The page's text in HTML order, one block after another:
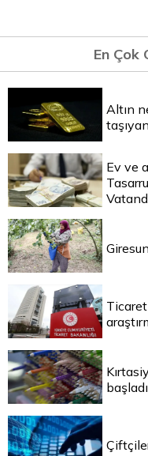
En Çok
Altın
Ev ve
başladı